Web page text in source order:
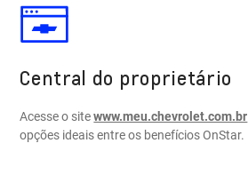
Central do proprietário
Acesse o sitewww.meu.chevrolet.com.br
opções ideais entre os benefícios OnStar.